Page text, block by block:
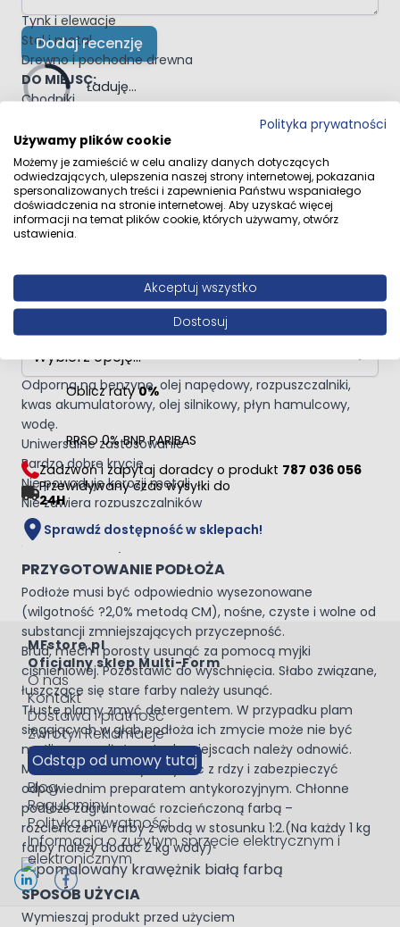
Tynk i elewacje
Stal i metal
Drewno i pochodne drewna
DO MIEJSC:
Chodniki
Garaże
Tarasy
Warsztaty
Piwnice
Ogrodzenia i balustrady
Wysoka odporność na ścieranie i uderzenia
Bardzo dobra przyczepność do każdego podłoża
Do wewnątrz i na zewnątrz
atmosferyczne
Odporna na benzynę, olej napędowy, rozpuszczalniki,
kwas akumulatorowy, olej silnikowy, płyn hamulcowy,
wodę.
Uniwersalne zastosowanie
Bardzo dobre krycie
Nie powoduje korozji metali
Nie zawiera rozpuszczalników
Nadaję się do używania z agregatami malarskimi
PRZYGOTOWANIE PODŁOŻA
Podłoże musi być odpowiednio wysezonowane
(wilgotność ?2,0% metodą CM), nośne, czyste i wolne od
substancji zmniejszających przyczepność.
Brud, mech i porosty usunąć za pomocą myjki
ciśnieniowej. Pozostawić do wyschnięcia. Słabo związane,
łuszczące się stare farby należy usunąć.
Tłuste plamy zmyć detergentem. W przypadku plam
sięgających w głąb podłoża ich zmycie może nie być
możliwe – podłoże w tych miejscach należy odnowić.
Metalowe elementy oczyścić z rdzy i zabezpieczyć
odpowiednim preparatem antykorozyjnym. Chłonne
podłoże zagruntować rozcieńczoną farbą –
rozcieńczenie farby z wodą w stosunku 1:2.(Na każdy 1 kg
farby należy dodać 2 kg wody)
SPOSÓB UŻYCIA
Wymieszaj produkt przed użyciem
Dodaj recenzję
Ładuję...
Dodano swoją recenzję do moderacji.
Farba Drogowa IsolBau Bodenfarbe do betonu kostki
drewna metalu – Ciemnoszara
Ilość
Dodaj do koszyka
Oblicz raty0%
RRSO 0% BNP PARIBAS
Zadzwoń i zapytaj doradcy o produkt 787 036 056
Przewidywany czas wysyłki do
24H
Sprawdź dostępność w sklepach!
MFstore.pl
Oficjalny sklep Multi-Form
O nas
Kontakt
Dostawa i płatność
Zwroty i Reklamacje
Odstąp od umowy tutaj
Blog
Regulaminy
Polityka prywatności
Informacja o zużytym sprzęcie elektrycznym i
elektronicznym
Polityka prywatności
Używamy plików cookie
Możemy je zamieścić w celu analizy danych dotyczących
odwiedzających, ulepszenia naszej strony internetowej, pokazania
spersonalizowanych treści i zapewnienia Państwu wspaniałego
doświadczenia na stronie internetowej. Aby uzyskać więcej
informacji na temat plików cookie, których używamy, otwórz
ustawienia.
Akceptuj wszystko
Dostosuj